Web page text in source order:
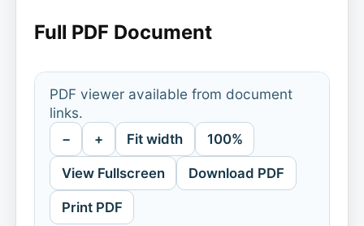
Full PDF Document
PDF viewer available from document
links.
− + Fit width 100%
View Fullscreen Download PDF
Print PDF